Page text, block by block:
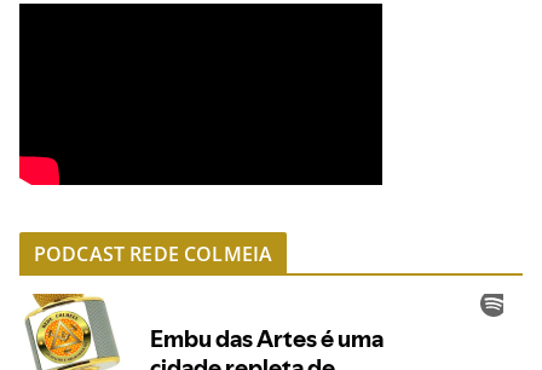
PODCAST REDE COLMEIA